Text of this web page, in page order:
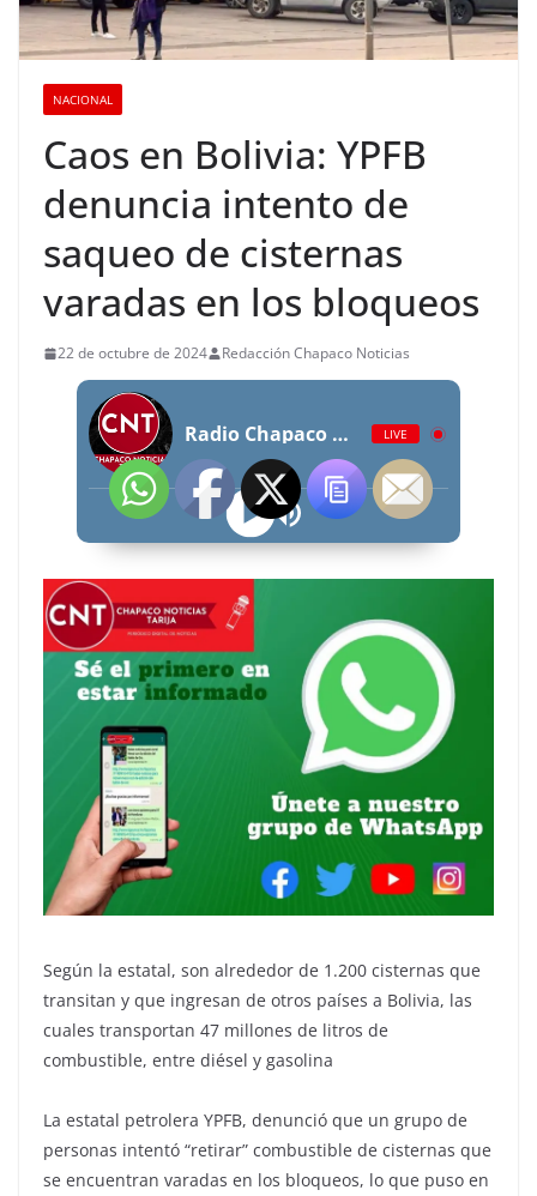
NACIONAL
Caos en Bolivia: YPFB
denuncia intento de
saqueo de cisternas
varadas en los bloqueos
22 de octubre de 2024 Redacción Chapaco Noticias
Radio Chapaco Noticias Las 24 horas en vivo LIVE
Según la estatal, son alrededor de 1.200 cisternas que
transitan y que ingresan de otros países a Bolivia, las
cuales transportan 47 millones de litros de
combustible, entre diésel y gasolina
La estatal petrolera YPFB, denunció que un grupo de
personas intentó “retirar” combustible de cisternas que
se encuentran varadas en los bloqueos, lo que puso en